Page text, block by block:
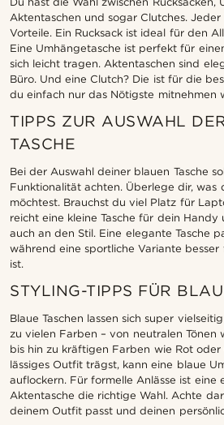
Aktentaschen und sogar Clutches.
Vorteile. Ein Rucksack ist ideal für den
Eine Umhängetasche ist perfekt für
sich leicht tragen. Aktentaschen sind
Büro. Und eine Clutch? Die ist für die
du einfach nur das Nötigste mitnehmen
TIPPS ZUR AUSWAHL
TASCHE
Bei der Auswahl deiner blauen Tasche
Funktionalität achten. Überlege dir, was
möchtest. Brauchst du viel Platz für
reicht eine kleine Tasche für dein Handy
auch an den Stil. Eine elegante Tasche
während eine sportliche Variante
ist.
STYLING-TIPPS FÜR
Blaue Taschen lassen sich super
zu vielen Farben – von neutralen Tönen
bis hin zu kräftigen Farben wie Rot oder
lässiges Outfit trägst, kann eine blaue
auflockern. Für formelle Anlässe ist eine
Aktentasche die richtige Wahl. Achte
deinem Outfit passt und deinen